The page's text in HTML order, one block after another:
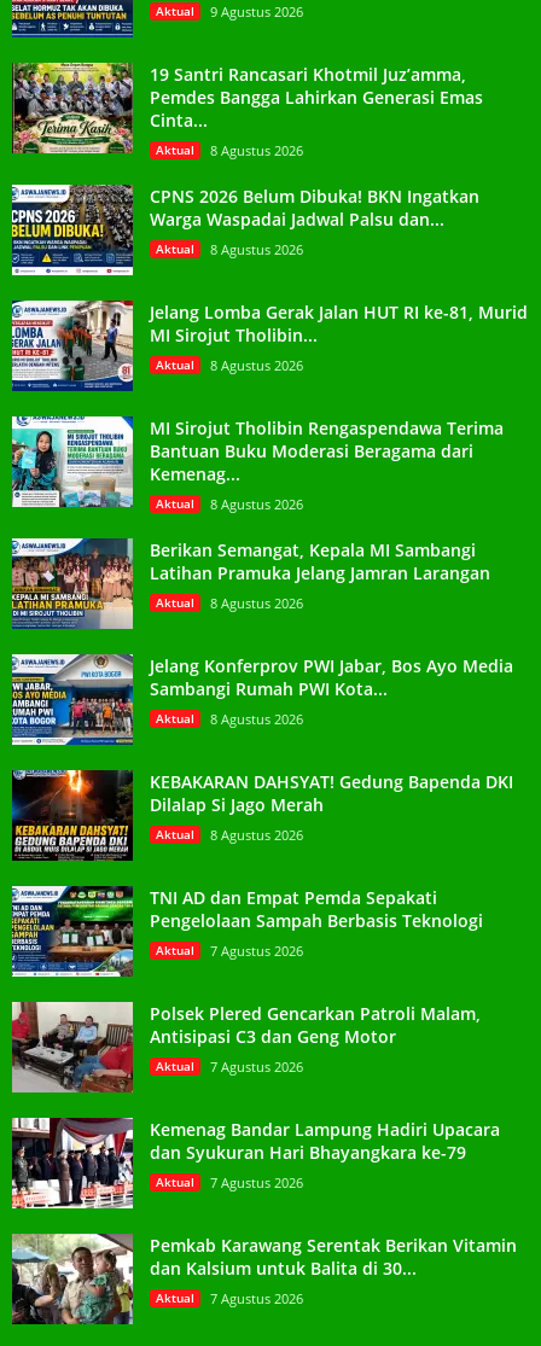
Aktual 9 Agustus 2026
19 Santri Rancasari Khotmil Juz’amma,
Pemdes Bangga Lahirkan Generasi Emas
Cinta...
Aktual 8 Agustus 2026
CPNS 2026 Belum Dibuka! BKN Ingatkan
Warga Waspadai Jadwal Palsu dan...
Aktual 8 Agustus 2026
Jelang Lomba Gerak Jalan HUT RI ke-81, Murid
MI Sirojut Tholibin...
Aktual 8 Agustus 2026
MI Sirojut Tholibin Rengaspendawa Terima
Bantuan Buku Moderasi Beragama dari
Kemenag...
Aktual 8 Agustus 2026
Berikan Semangat, Kepala MI Sambangi
Latihan Pramuka Jelang Jamran Larangan
Aktual 8 Agustus 2026
Jelang Konferprov PWI Jabar, Bos Ayo Media
Sambangi Rumah PWI Kota...
Aktual 8 Agustus 2026
KEBAKARAN DAHSYAT! Gedung Bapenda DKI
Dilalap Si Jago Merah
Aktual 8 Agustus 2026
TNI AD dan Empat Pemda Sepakati
Pengelolaan Sampah Berbasis Teknologi
Aktual 7 Agustus 2026
Polsek Plered Gencarkan Patroli Malam,
Antisipasi C3 dan Geng Motor
Aktual 7 Agustus 2026
Kemenag Bandar Lampung Hadiri Upacara
dan Syukuran Hari Bhayangkara ke-79
Aktual 7 Agustus 2026
Pemkab Karawang Serentak Berikan Vitamin
dan Kalsium untuk Balita di 30...
Aktual 7 Agustus 2026